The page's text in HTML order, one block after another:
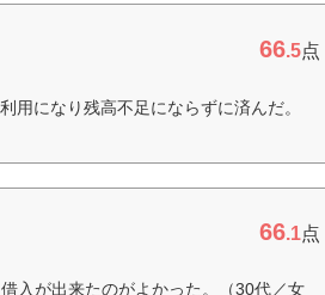
66.5点
用になり残高不足にならずに済んだ。
66.1点
入が出来たのがよかった。（30代／女